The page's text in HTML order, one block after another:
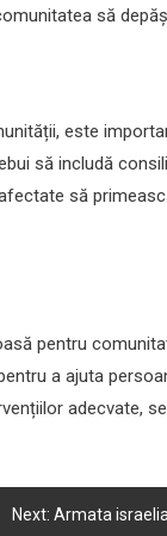
să
este
să includă
să
pentru
a ajuta
adecvate,
Next: Armata israeliană lovește în